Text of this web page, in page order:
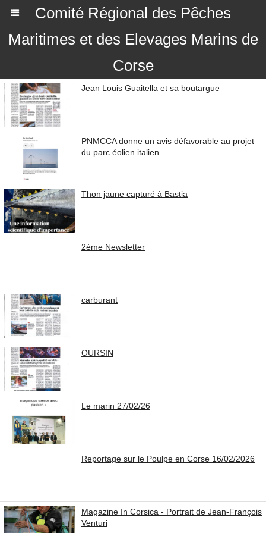
Comité Régional des Pêches
Maritimes et des Elevages Marins de
Corse
Jean Louis Guaitella et sa boutargue
PNMCCA donne un avis défavorable au projet
du parc éolien italien
Thon jaune capturé à Bastia
2ème Newsletter
carburant
OURSIN
Le marin 27/02/26
Reportage sur le Poulpe en Corse 16/02/2026
Magazine In Corsica - Portrait de Jean-François
Venturi